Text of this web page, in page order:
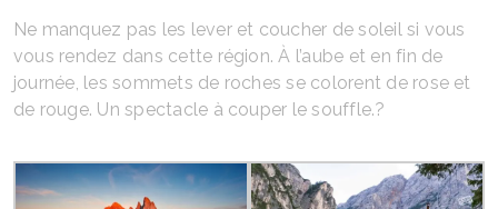
Ne manquez pas les lever et coucher de soleil si vous
vous rendez dans cette région. À l’aube et en fin de
journée, les sommets de roches se colorent de rose et
de rouge. Un spectacle à couper le souffle.?